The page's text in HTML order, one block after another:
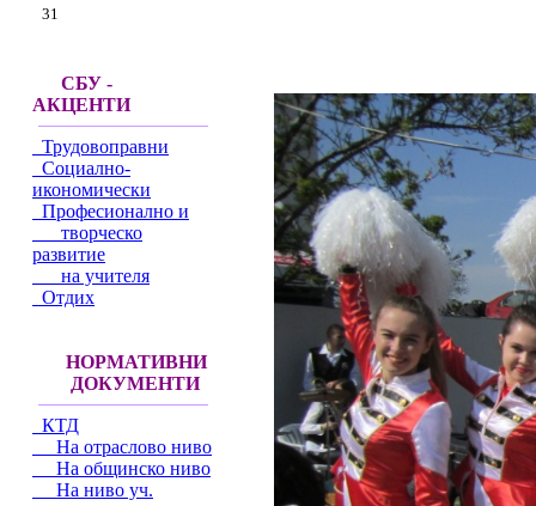
31
СБУ -
АКЦЕНТИ
Трудовоправни
Социално-
икономически
Професионално и
творческо
развитие
на учителя
Отдих
НОРМАТИВНИ
ДОКУМЕНТИ
КТД
На отраслово ниво
На общинско ниво
На ниво уч.